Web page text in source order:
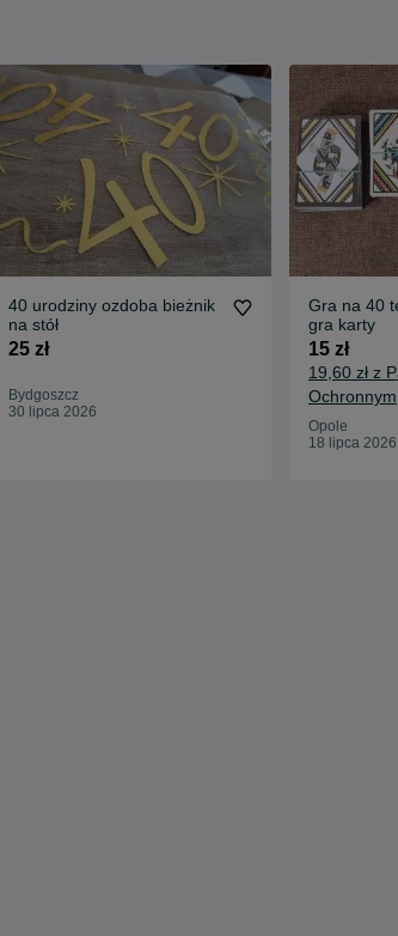
40 urodziny ozdoba bieżnik
na stół
25 zł
Bydgoszcz
30 lipca 2026
Gra na 40
gra karty
15 zł
19,60 zł z
Ochronnym
Opole
18 lipca 2026